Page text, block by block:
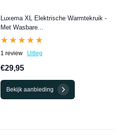
Luxema XL Elektrische Warmtekruik -
Met Wasbare...
★★★★★
★★★★★
1 review Uitleg
€29,95
Bekijk aanbieding